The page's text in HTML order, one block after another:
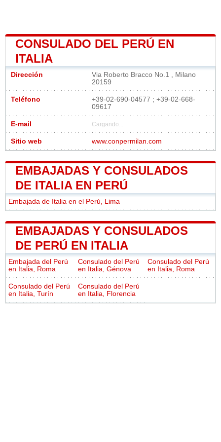
CONSULADO DEL PERÚ EN
ITALIA
Dirección
Via Roberto Bracco No.1 , Milano
20159
Teléfono
+39-02-690-04577 ; +39-02-668-
09617
E-mail Cargando...
Sitio web www.conpermilan.com
EMBAJADAS Y CONSULADOS
DE ITALIA EN PERÚ
Embajada de Italia en el Perú, Lima
EMBAJADAS Y CONSULADOS
DE PERÚ EN ITALIA
Embajada del Perú
en Italia, Roma
Consulado del Perú
en Italia, Génova
Consulado del Perú
en Italia, Roma
Consulado del Perú
en Italia, Turín
Consulado del Perú
en Italia, Florencia